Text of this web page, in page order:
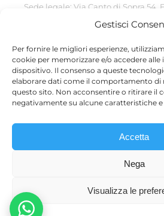
Gestisci
Per fornire le migliori esperienze,
cookie per memorizzare e/o accedere alle
dispositivo. Il consenso a queste
elaborare dati come il comportamento di
questo sito. Non acconsentire o ritirare il
negativamente su alcune caratteristiche
Accetta
Nega
Visualizza le
Sede legale: Via Canto di Sopra 54,
All Rights Reserved
Questo sito è protetto da
Privacy Policye aitermini di
Micol Casaleggio – P.IVA
| Giovanni Rocca – P.IVA
01912100094 | Pietro Godani –